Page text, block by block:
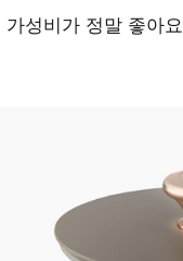
가성비가 정말 좋아요